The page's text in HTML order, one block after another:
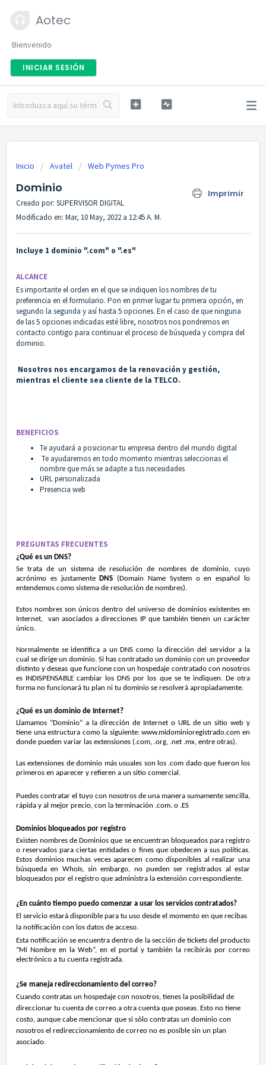
Aotec
Bienvenido
INICIAR SESIÓN
Inicio Avatel Web Pymes Pro
Dominio Imprimir
Creado por: SUPERVISOR DIGITAL
Modificado en: Mar, 10 May, 2022 a 12:45 A. M.
Incluye 1 dominio ".com" o ".es"
ALCANCE
Es importante el orden en el que se indiquen los nombres de tu
preferencia en el formulario. Pon en primer lugar tu primera opción, en
segundo la segunda y así hasta 5 opciones. En el caso de que ninguna
de las 5 opciones indicadas esté libre, nosotros nos pondremos en
contacto contigo para continuar el proceso de búsqueda y compra del
dominio.
Nosotros nos encargamos de la renovación y gestión,
mientras el cliente sea cliente de la TELCO.
BENEFICIOS
Te ayudará a posicionar tu empresa dentro del mundo digital
Te ayudaremos en todo momento mientras seleccionas el
nombre que más se adapte a tus necesidades
URL personalizada
Presencia web
PREGUNTAS FRECUENTES
¿Qué es un DNS?
Se trata de un sistema de resolución de nombres de dominio, cuyo
acrónimo es justamente
DNS (Domain Name System o en español lo
entendemos como sistema de resolución de nombres).
Estos nombres son únicos dentro del universo de dominios existentes en
Internet, van asociados a direcciones IP que también tienen un carácter
único.
Normalmente se identifica a un DNS como la dirección del servidor a la
cual se dirige un dominio. Si has contratado un dominio con un proveedor
distinto y deseas que funcione con un hospedaje contratado con nosotros
es INDISPENSABLE cambiar los DNS por los que se te indiquen. De otra
forma no funcionará tu plan ni tu dominio se resolverá apropiadamente.
¿Qué es un dominio de Internet?
Llamamos “Dominio” a la dirección de Internet o URL de un sitio web y
tiene una estructura como la siguiente:www.midominioregistrado.com en
donde pueden variar las extensiones (.com, .org, .net .mx, entre otras).
Las extensiones dedominio más usuales son los .com dado que fueron los
primeros en aparecer y refieren a un sitio comercial.
Puedes contratar el tuyo con nosotros de una manera sumamente sencilla,
rápida y al mejor precio, con la terminación .com. o .ES
Dominios bloqueados por registro
Existen nombres de Dominios que se encuentran bloqueados para registro
o reservados para ciertas entidades o fines que obedecen a sus políticas.
Estos dominios muchas veces aparecen como disponibles al realizar una
búsqueda en WhoIs, sin embargo, no pueden ser registrados al estar
bloqueados por el registro que administra la extensión correspondiente.
¿En cuánto tiempo puedo comenzar a usar los servicios contratados?
El servicio estará disponible para tu uso desde el momento en que recibas
la notificación con los datos de acceso.
Esta notificación se encuentra dentro de la sección de tickets del producto
“Mi Nombre en la Web”, en el portal y también la recibirás por correo
electrónico a tu cuenta registrada.
¿Se maneja redireccionamiento del correo?
Cuando contratas un hospedaje con nosotros, tienes la posibilidad de
direccionar tu cuenta de correo a otra cuenta que poseas. Esto no tiene
costo, aunque cabe mencionar que si sólo contratas un dominio con
nosotros el redireccionamiento de correo no es posible sin un plan
asociado.